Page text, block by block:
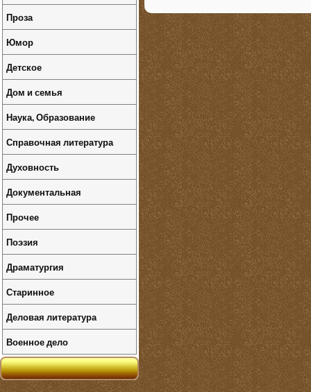
Проза
Юмор
Детское
Дом и семья
Наука, Образование
Справочная литература
Духовность
Документальная
Прочее
Поэзия
Драматургия
Старинное
Деловая литература
Военное дело